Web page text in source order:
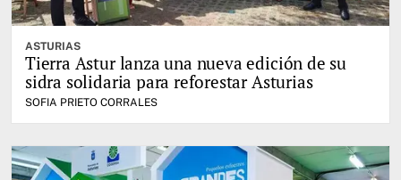
ASTURIAS
Tierra Astur lanza una nueva edición de su
sidra solidaria para reforestar Asturias
SOFIA PRIETO CORRALES